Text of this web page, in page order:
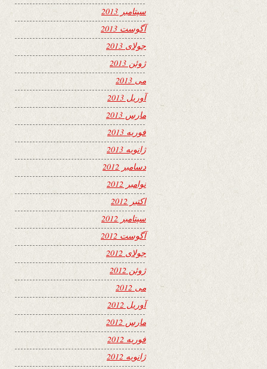
سپتامبر 2013
آگوست 2013
جولای 2013
ژوئن 2013
می 2013
آوریل 2013
مارس 2013
فوریه 2013
ژانویه 2013
دسامبر 2012
نوامبر 2012
اکتبر 2012
سپتامبر 2012
آگوست 2012
جولای 2012
ژوئن 2012
می 2012
آوریل 2012
مارس 2012
فوریه 2012
ژانویه 2012